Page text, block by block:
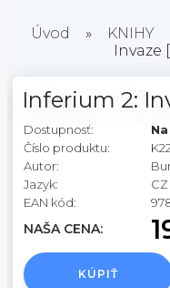
Úvod » KNIHY
Invaze
Inferium 2:
Dostupnosť:
Číslo produktu:
Autor:
Jazyk:
CZ
EAN kód:
NAŠA CENA:
KÚPIŤ